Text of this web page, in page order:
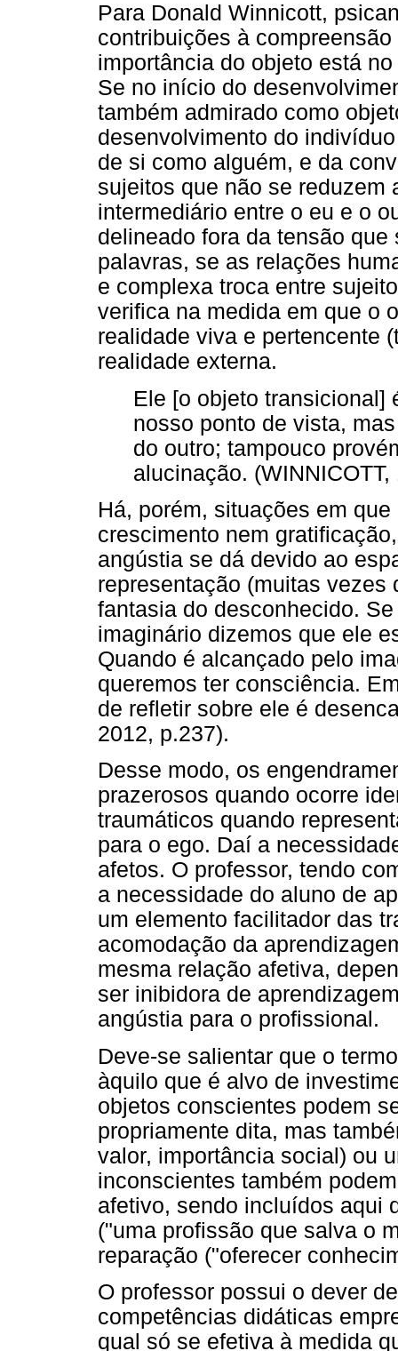
Para Donald Winnicott,
contribuições à
importância do objeto está
Se no início do
também admirado como
desenvolvimento do
de si como alguém, e da
sujeitos que não se reduzem
intermediário entre o eu e o
delineado fora da tensão
palavras, se as relações
e complexa troca entre
verifica na medida em que o
realidade viva e pertencente
realidade externa.
Ele [o objeto transicional]
nosso ponto de vista,
do outro; tampouco
alucinação.
Há, porém, situações em
crescimento nem
angústia se dá devido ao
representação (muitas vezes
fantasia do desconhecido.
imaginário dizemos que ele
Quando é alcançado pelo
queremos ter consciência.
de refletir sobre ele é
2012, p.237).
Desse modo, os
prazerosos quando ocorre
traumáticos quando
para o ego. Daí a
afetos. O professor, tendo
a necessidade do aluno de
um elemento facilitador das
acomodação da
mesma relação afetiva,
ser inibidora de
angústia para o profissional.
Deve-se salientar que o
àquilo que é alvo de
objetos conscientes podem
propriamente dita, mas
valor, importância social) ou
inconscientes também
afetivo, sendo incluídos aqui
("uma profissão que salva o
reparação ("oferecer
O professor possui o dever
competências didáticas
qual só se efetiva à medida